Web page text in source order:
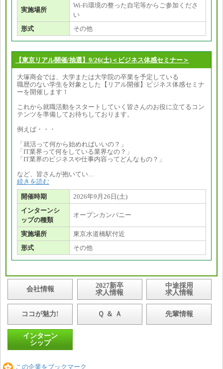
実施場所
Wi-Fi環境の整った自宅等からご参加くださ
い
形式
その他
【東京リアル開催/抽選】9/26(土)＜ビジネス体感セミナー＞
大塚商会では、大学または大学院の卒業を予定している
職歴のない学生を対象とした【リアル開催】ビジネス体感セミナ
ーを開催します！
これから就職活動をスタートしていく皆さんのお役に立てるコン
テンツを準備してお待ちしております。
例えば・・・
「就活って何から始めればいいの？」
「IT業界って何をしている業界なの？」
「IT業界のビジネスや仕事内容ってどんなもの？」
など、皆さんが抱いてい…
続きを読む
開催時期
2026年9月26日(土)
インターンシ
ップの種類
オープンカンパニー
実施場所
東京水道橋駅付近
形式
その他
会社情報
2027新卒
求人情報
中途採用
求人情報
ココが魅力! Ｑ ＆ Ａ 先輩情報
インターン
シップ
この企業をブックマーク